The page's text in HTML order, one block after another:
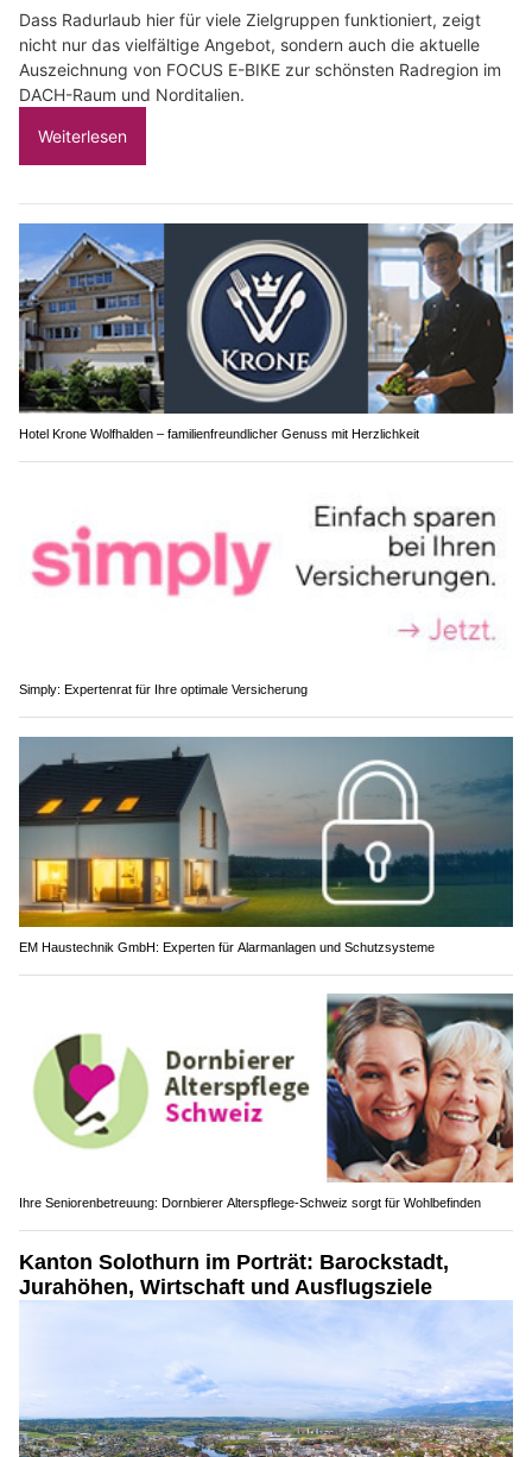
Dass Radurlaub hier für viele Zielgruppen funktioniert, zeigt
nicht nur das vielfältige Angebot, sondern auch die aktuelle
Auszeichnung von FOCUS E-BIKE zur schönsten Radregion im
DACH-Raum und Norditalien.
Weiterlesen
Hotel Krone Wolfhalden – familienfreundlicher Genuss mit Herzlichkeit
Simply: Expertenrat für Ihre optimale Versicherung
EM Haustechnik GmbH: Experten für Alarmanlagen und Schutzsysteme
Ihre Seniorenbetreuung: Dornbierer Alterspflege-Schweiz sorgt für Wohlbefinden
Kanton Solothurn im Porträt: Barockstadt,
Jurahöhen, Wirtschaft und Ausflugsziele